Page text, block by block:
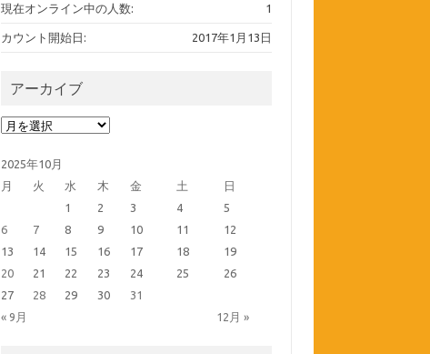
1
現在オンライン中の人数:
2017年1月13日
カウント開始日:
アーカイブ
アーカイブ
2025年10月
月
火 水 木 金 土 日
« 9月 12月 »
1 2 3 4
5
6
7 8 9 10 11
12
13
14 15 16 17 18
19
20
21 22 23 24 25
26
27
28 29 30 31